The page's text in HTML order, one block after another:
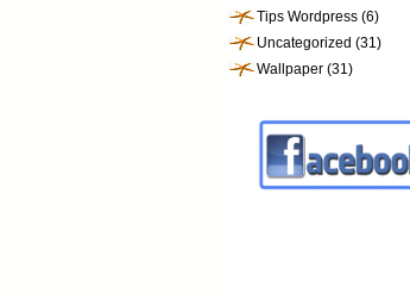
Tips Wordpress (6)
Uncategorized (31)
Wallpaper (31)